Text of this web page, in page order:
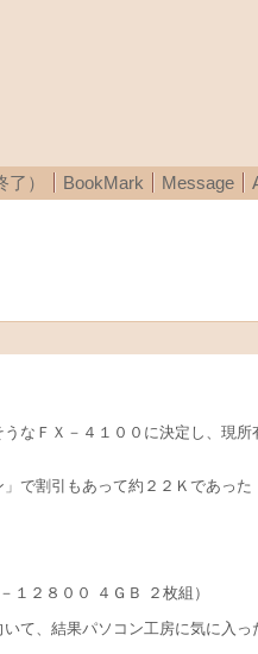
） BookMark Message
なＦＸ－４１００に決定し、現
で割引もあって約２２Ｋであった
１２８００ ４ＧＢ ２枚組）
て、結果パソコン工房に気に入